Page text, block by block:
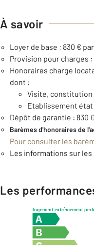
À savoir
Loyer de base : 830 €
Provision pour charges
Honoraires charge
dont :
Visite, constitution
Etablissement état
Dépôt de garantie : 830 €
Barèmes d'honoraires de
Pour consulter les
Les informations sur
Les
logement extrêmement